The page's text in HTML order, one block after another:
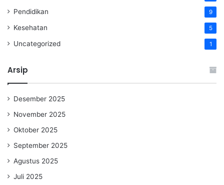
Pendidikan 9
Kesehatan 5
Uncategorized 1
Arsip
Desember 2025
November 2025
Oktober 2025
September 2025
Agustus 2025
Juli 2025